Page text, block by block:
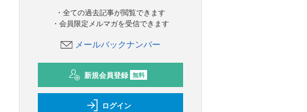
・全ての過去記事が閲覧できます
・会員限定メルマガを受信できます
メールバックナンバー
新規会員登録 無料
ログイン